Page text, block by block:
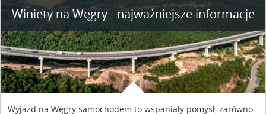
Winiety na Węgry - najważniejsze informacje
Wyjazd na Węgry samochodem to wspaniały pomysł, zarówno